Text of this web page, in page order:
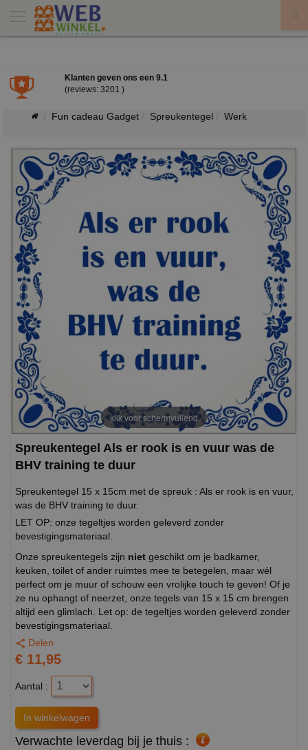
Klanten geven ons een 9.1
(reviews: 3201 )
Fun cadeau Gadget Spreukentegel Werk
klik voor schermvullend
Spreukentegel Als er rook is en vuur was de
BHV training te duur
Spreukentegel 15 x 15cm met de spreuk : Als er rook is en vuur,
was de BHV training te duur.
LET OP: onze tegeltjes worden geleverd zonder
bevestigingsmateriaal.
Onze spreukentegels zijn niet geschikt om je badkamer,
keuken, toilet of ander ruimtes mee te betegelen, maar wél
perfect om je muur of schouw een vrolijke touch te geven! Of je
ze nu ophangt of neerzet, onze tegels van 15 x 15 cm brengen
altijd een glimlach. Let op: de tegeltjes worden geleverd zonder
bevestigingsmateriaal.
Delen
€ 11,95
Aantal :
Verwachte leverdag bij je thuis :